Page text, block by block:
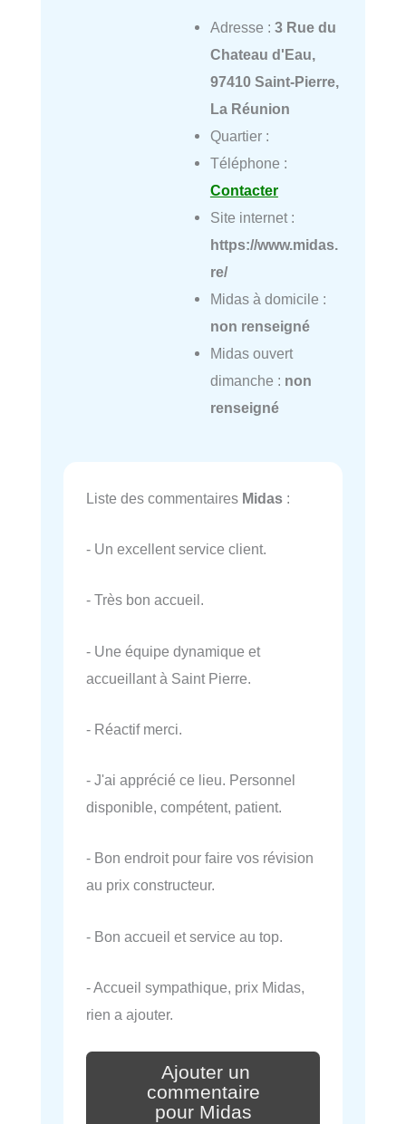
Adresse : 3 Rue du
Chateau d'Eau,
97410 Saint-Pierre,
La Réunion
Quartier :
Téléphone :
Contacter
Site internet :
https://www.midas.
re/
Midas à domicile :
non renseigné
Midas ouvert
dimanche : non
renseigné
Liste des commentaires Midas :
- Un excellent service client.
- Très bon accueil.
- Une équipe dynamique et
accueillant à Saint Pierre.
- Réactif merci.
- J'ai apprécié ce lieu. Personnel
disponible, compétent, patient.
- Bon endroit pour faire vos révision
au prix constructeur.
- Bon accueil et service au top.
- Accueil sympathique, prix Midas,
rien a ajouter.
Ajouter un
commentaire
pour Midas